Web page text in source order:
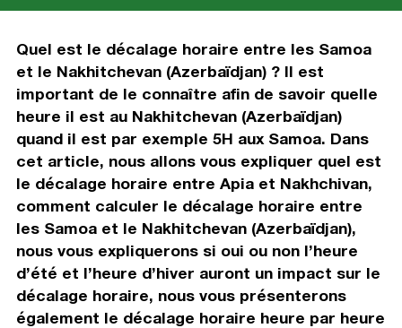
Quel est le décalage horaire entre les Samoa
et le Nakhitchevan (Azerbaïdjan) ? Il est
important de le connaître afin de savoir quelle
heure il est au Nakhitchevan (Azerbaïdjan)
quand il est par exemple 5H aux Samoa. Dans
cet article, nous allons vous expliquer quel est
le décalage horaire entre Apia et Nakhchivan,
comment calculer le décalage horaire entre
les Samoa et le Nakhitchevan (Azerbaïdjan),
nous vous expliquerons si oui ou non l’heure
d’été et l’heure d’hiver auront un impact sur le
décalage horaire, nous vous présenterons
également le décalage horaire heure par heure